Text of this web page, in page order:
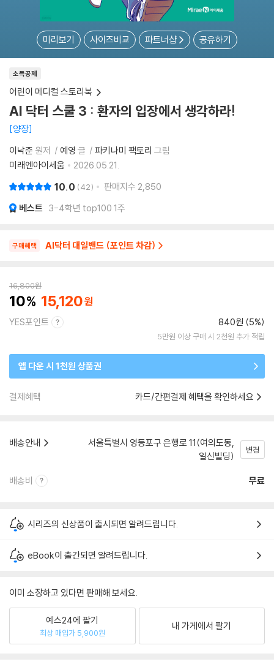
미리보기 사이즈비교 파트너샵 공유하기
소득공제
어린이 메디컬 스토리북
AI 닥터 스쿨 3 : 환자의 입장에서 생각하라!
양장
이낙준 원저 예영 글 파키나미 팩토리 그림
미래엔아이세움
2026.05.21.
10.0 42 판매지수 2,850
베스트 3-4학년 top100 1주
구매혜택 AI닥터 대일밴드 (포인트 차감)
16,800원
10 15,120
YES포인트 840원 (5%)
5만원 이상 구매 시 2천원 추가 적립
앱 다운 시 1천원 상품권
결제혜택 카드/간편결제 혜택을 확인하세요
배송안내
서울특별시 영등포구 은행로 11(여의도동,
일신빌딩)
변경
배송비 무료
시리즈의 신상품이 출시되면 알려드립니다.
eBook이 출간되면 알려드립니다.
이미 소장하고 있다면 판매해 보세요.
예스24에 팔기
최상 매입가 5,900원
내 가게에서 팔기